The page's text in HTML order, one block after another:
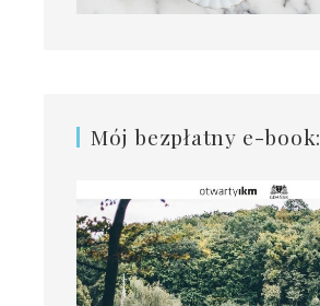
Mój bezpłatny e-book: